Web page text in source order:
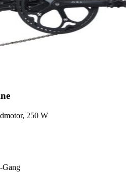
250 W
Gang